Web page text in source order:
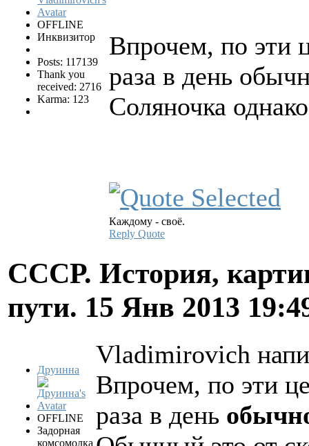
OFFLINE
Инквизитор
Posts: 117139
Thank you
received: 2716
Karma: 123
Впрочем, по эти
раза в день
Соляночка
Каждому - своё.
Reply Quote
СССР. История,
пути. 15 Янв 2013
Друинна
OFFLINE
Задорная
комсомолка
Vladimirovich
Впрочем, по эти
раза в день